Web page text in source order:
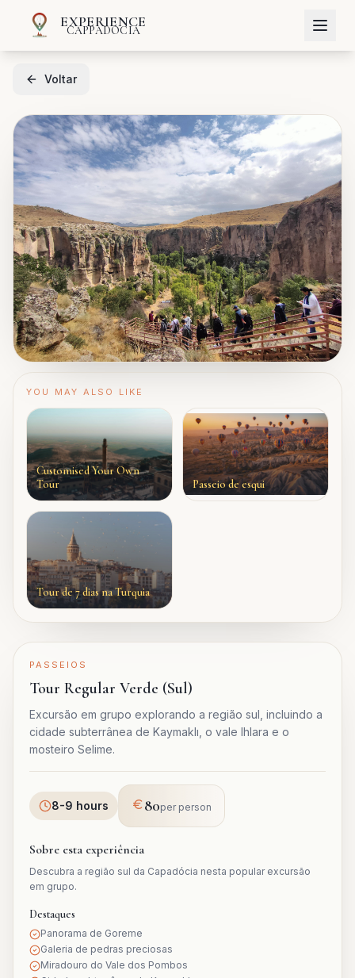
EXPERIENCE
CAPPADOCIA
Voltar
YOU MAY ALSO LIKE
Customised Your Own
Tour
Passeio de esqui
Tour de 7 dias na Turquia
PASSEIOS
Tour Regular Verde (Sul)
Excursão em grupo explorando a região sul, incluindo a
cidade subterrânea de Kaymaklı, o vale Ihlara e o
mosteiro Selime.
8-9 hours 80per person
Sobre esta experiência
Descubra a região sul da Capadócia nesta popular excursão
em grupo.
Destaques
Panorama de Goreme
Galeria de pedras preciosas
Miradouro do Vale dos Pombos